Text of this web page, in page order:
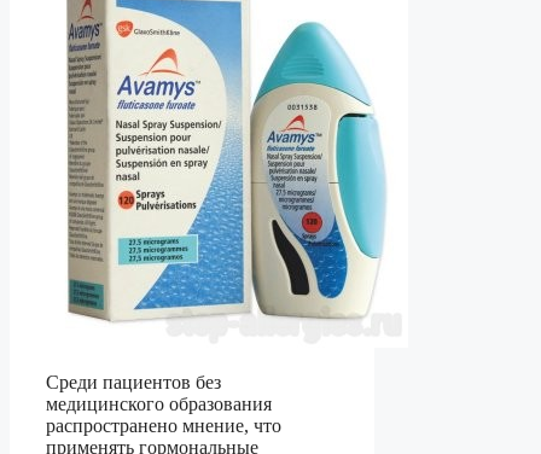
Среди пациентов без
медицинского образования
распространено мнение, что
применять гормональные